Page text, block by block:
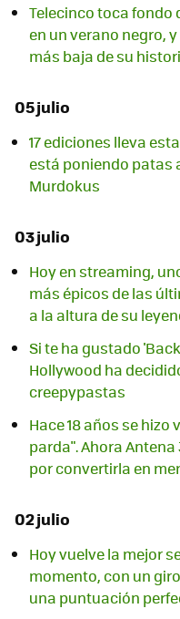
Telecinco toca fondo
en un verano negro,
más baja de su
05 julio
17 ediciones lleva
está poniendo patas
Murdokus
03 julio
Hoy en streaming,
más épicos de las
a la altura de su
Si te ha gustado
Hollywood ha
creepypastas
Hace 18 años se hizo
parda". Ahora
por convertirla en
02 julio
Hoy vuelve la mejor
momento, con un
una puntuación